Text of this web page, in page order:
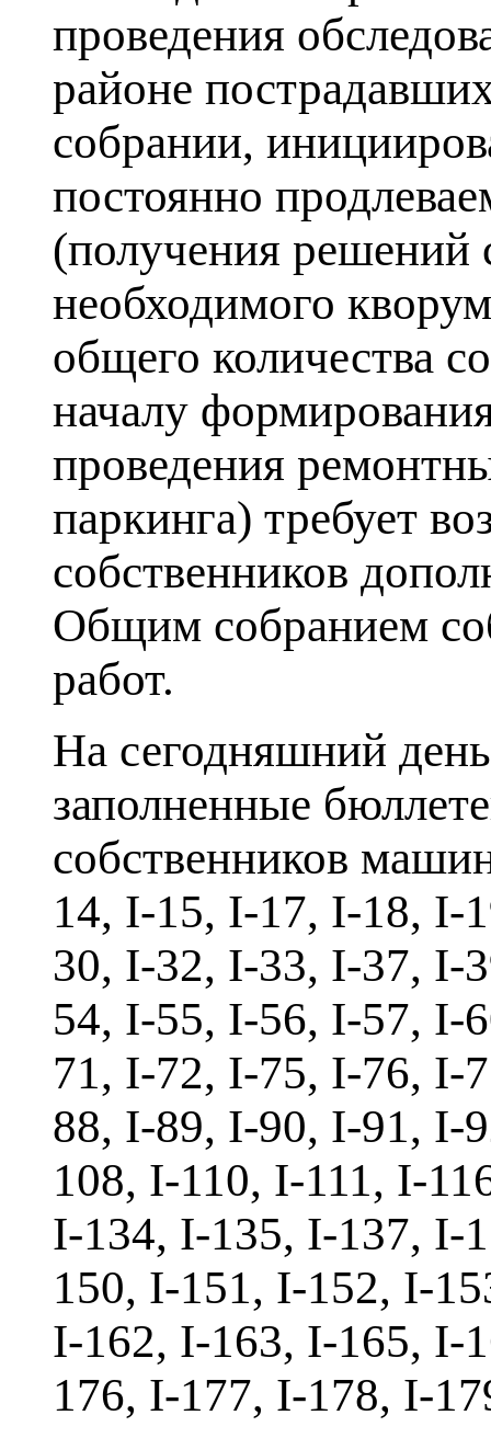
проведения
районе
собрании,
постоянно
(получения решений
необходимого
общего количества
началу
проведения
паркинга) требует
собственников
Общим собранием
работ.
На сегодняшний
заполненные
собственников
14, I-15, I-17, I-18, I-
30, I-32, I-33, I-37, I-
54, I-55, I-56, I-57, I-
71, I-72, I-75, I-76, I-
88, I-89, I-90, I-91, I-
108, I-110, I-111, I-
I-134, I-135, I-137, I-
150, I-151, I-152, I-
I-162, I-163, I-165, I-
176, I-177, I-178, I-